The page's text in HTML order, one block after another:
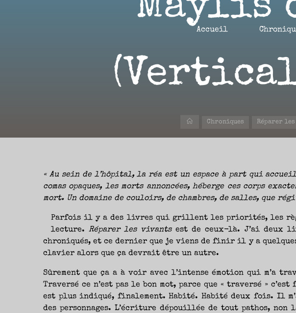
Libre(s)
OUVERTS
L’ACTUALITÉ
LITTÉRAIRE
COURIR
S’AUTORISER
CHEMINS
SURTOUT
Accueil
Maylis
AccueilChroniques Réparer
« Au sein de l’hôpital, la réa est un espace à part qui
comas opaques, les morts annoncées, héberge ces corps
mort. Un domaine de couloirs, de chambres, de salles, que
Parfois il y a des livres qui grillent les priorités, les
lecture.Réparer les vivantsest de ceux-là. J’ai deux
chroniqués, et ce dernier que je viens de finir il y a
clavier alors que ça devrait être un autre.
Sûrement que ça a à voir avec l’intense émotion qui m’a
Traversé ce n’est pas le bon mot, parce que « traversé » c’est
est plus indiqué, finalement. Habité. Habité deux fois. Il
des personnages. L’écriture dépouillée de tout pathos,